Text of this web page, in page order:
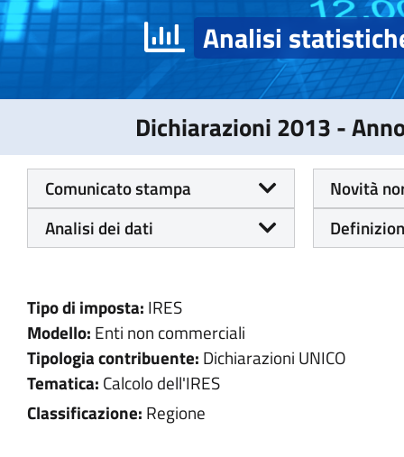
Analisi
Dichiarazioni 2013 -
Comunicato stampa
Novità
Analisi dei dati
Tipo di imposta: IRES
Modello: Enti non commerciali
Tipologia contribuente: Dichiarazioni UNICO
Tematica: Calcolo dell'IRES
Classificazione: Regione